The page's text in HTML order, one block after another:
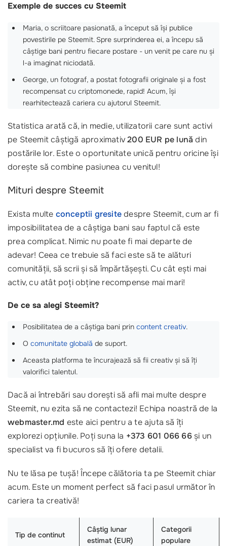
Exemple de succes cu Steemit
Maria, o scriitoare pasionată, a început să își publice
povestirile pe Steemit. Spre surprinderea ei, a începu să
câștige bani pentru fiecare postare - un venit pe care nu și
l-a imaginat niciodată.
George, un fotograf, a postat fotografii originale și a fost
recompensat cu criptomonede, rapid! Acum, își
rearhitectează cariera cu ajutorul Steemit.
Statistica arată că, in medie, utilizatorii care sunt activi
pe Steemit câștigă aproximativ200 EUR pe lună din
postările lor. Este o oportunitate unică pentru oricine își
dorește să combine pasiunea cu venitul!
Mituri despre Steemit
Exista multe conceptii gresitedespre Steemit, cum ar fi
imposibilitatea de a câștiga bani sau faptul că este
prea complicat. Nimic nu poate fi mai departe de
adevar! Ceea ce trebuie să faci este să te alături
comunității, să scrii și să împărtășești. Cu cât ești mai
activ, cu atât poți obține recompense mai mari!
De ce sa alegi Steemit?
Posibilitatea de a câștiga bani prin content creativ.
O comunitate globală de suport.
Aceasta platforma te încurajează să fii creativ și să îți
valorifici talentul.
Dacă ai întrebări sau dorești să afli mai multe despre
Steemit, nu ezita să ne contactezi! Echipa noastră de la
webmaster.md este aici pentru a te ajuta să îți
explorezi opțiunile. Poți suna la +373 601 066 66și un
specialist va fi bucuros să îți ofere detalii.
Nu te lăsa pe tușă! Începe călătoria ta pe Steemit chiar
acum. Este un moment perfect să faci pasul următor în
cariera ta creativă!
Tip de continut
Câștig lunar
estimat (EUR)
Categorii
populare